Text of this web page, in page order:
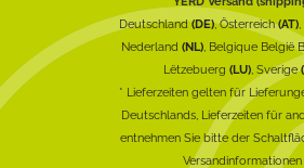
Deutschland(DE), Österreich(AT),
Nederland (NL), Belgique België
Lëtzebuerg (LU), Sverige
* Lieferzeiten gelten für
Deutschlands, Lieferzeiten für
entnehmen Sie bitte der
Versandinformationen